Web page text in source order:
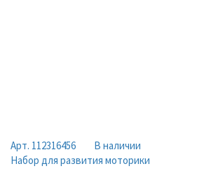
Арт. 112316456
В наличии
Набор для развития моторики